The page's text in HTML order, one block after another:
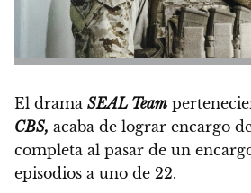
El drama SEAL Team
CBS, acaba de lograr encargo
completa al pasar de un
episodios a uno de 22.